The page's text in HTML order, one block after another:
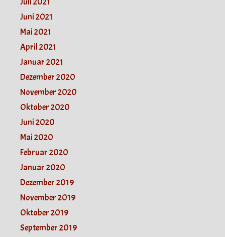
Juni 2021
Mai 2021
April 2021
Januar 2021
Dezember 2020
November 2020
Oktober 2020
Juni 2020
Mai 2020
Februar 2020
Januar 2020
Dezember 2019
November 2019
Oktober 2019
September 2019